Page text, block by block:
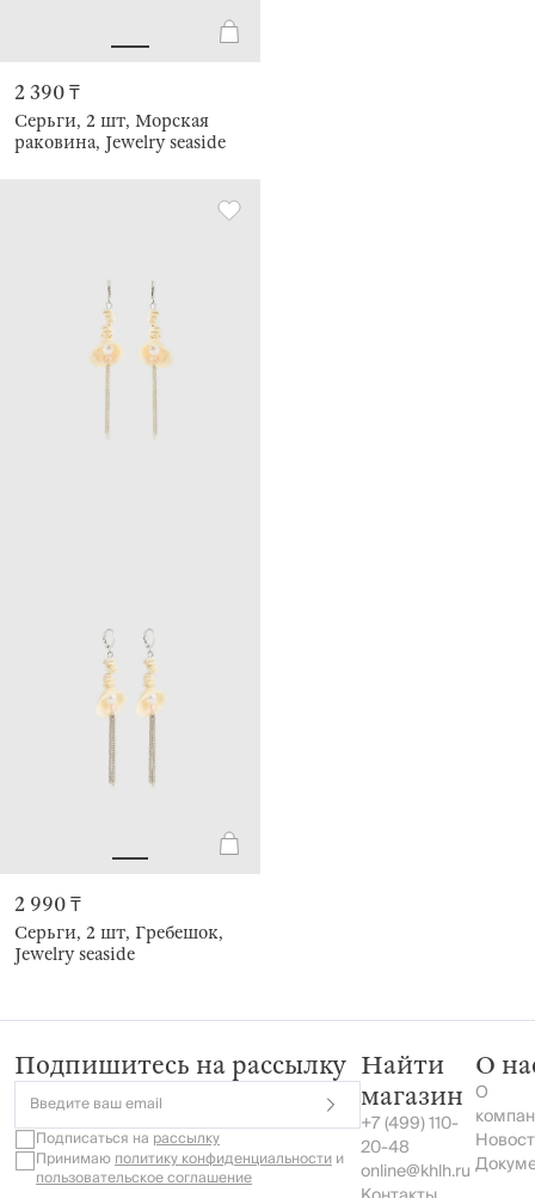
2 390 ₸
Серьги, 2 шт, Морская
раковина, Jewelry seaside
2 990 ₸
Серьги, 2 шт, Гребешок,
Jewelry seaside
Подпишитесь на рассылку
Введите ваш email
Подписаться на рассылку
Принимаюполитику конфиденциальностии
пользовательское соглашение
Найти
магазин
+7 (499) 110-
20-48
online@khlh.ru
О
О